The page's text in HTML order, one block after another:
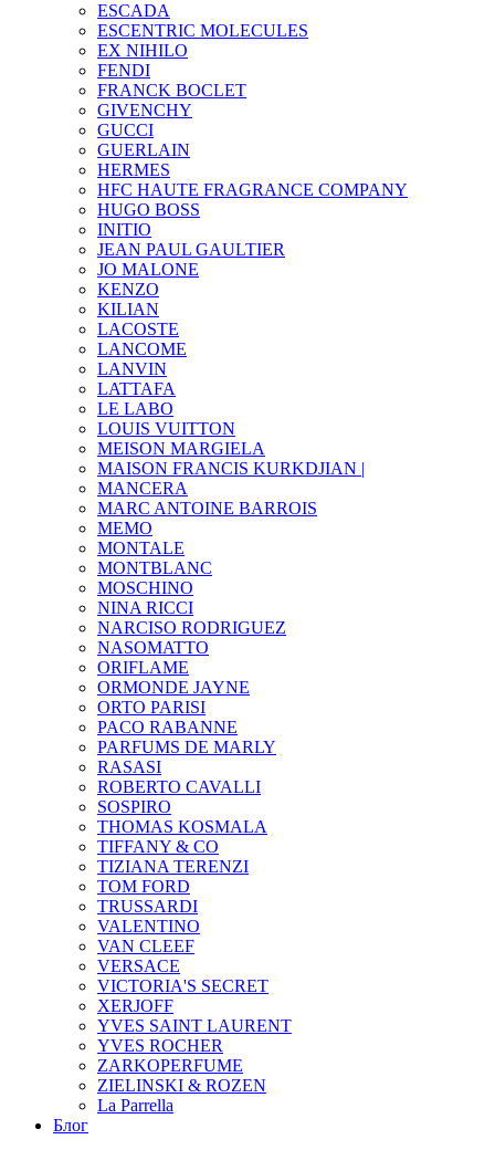
ESCADA
ESCENTRIC MOLECULES
EX NIHILO
FENDI
FRANCK BOCLET
GIVENCHY
GUCCI
GUERLAIN
HERMES
HFC HAUTE FRAGRANCE COMPANY
HUGO BOSS
INITIO
JEAN PAUL GAULTIER
JO MALONE
KENZO
KILIAN
LACOSTE
LANCOME
LANVIN
LATTAFA
LE LABO
LOUIS VUITTON
MEISON MARGIELA
MAISON FRANCIS KURKDJIAN |
MANCERA
MARC ANTOINE BARROIS
MEMO
MONTALE
MONTBLANC
MOSCHINO
NINA RICCI
NARCISO RODRIGUEZ
NASOMATTO
ORIFLAME
ORMONDE JAYNE
ORTO PARISI
PACO RABANNE
PARFUMS DE MARLY
RASASI
ROBERTO CAVALLI
SOSPIRO
THOMAS KOSMALA
TIFFANY & CO
TIZIANA TERENZI
TOM FORD
TRUSSARDI
VALENTINO
VAN CLEEF
VERSACE
VICTORIA'S SECRET
XERJOFF
YVES SAINT LAURENT
YVES ROCHER
ZARKOPERFUME
ZIELINSKI & ROZEN
La Parrella
Блог